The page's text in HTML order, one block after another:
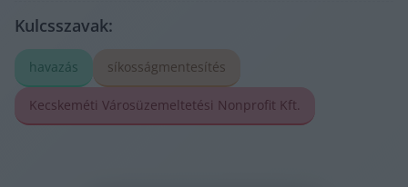
Kulcsszavak:
havazás síkosságmentesítés
Kecskeméti Városüzemeltetési Nonprofit Kft.